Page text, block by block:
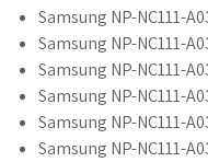
Samsung NP-NC111-
Samsung NP-NC111-
Samsung NP-NC111-
Samsung NP-NC111-
Samsung NP-NC111-
Samsung NP-NC111-